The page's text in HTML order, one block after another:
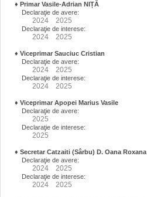
♦ Primar Vasile-Adrian NIȚĂ
Declaraţie de avere:
2024 2025
Declaraţie de interese:
2024 2025
♦ Viceprimar Sauciuc Cristian
Declaraţie de avere:
2024 2025
Declaraţie de interese:
2024 2025
♦ Viceprimar Apopei Marius Vasile
Declaraţie de avere:
2025
Declaraţie de interese:
2025
♦ Secretar Catzaiti (Sârbu) D. Oana Roxana
Declaraţie de avere:
2024 2025
Declaraţie de interese:
2024 2025